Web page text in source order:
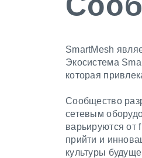
SmartMesh
Экосистема
которая
Сообщество
сетевым
варьируются от
прийти и
культуры